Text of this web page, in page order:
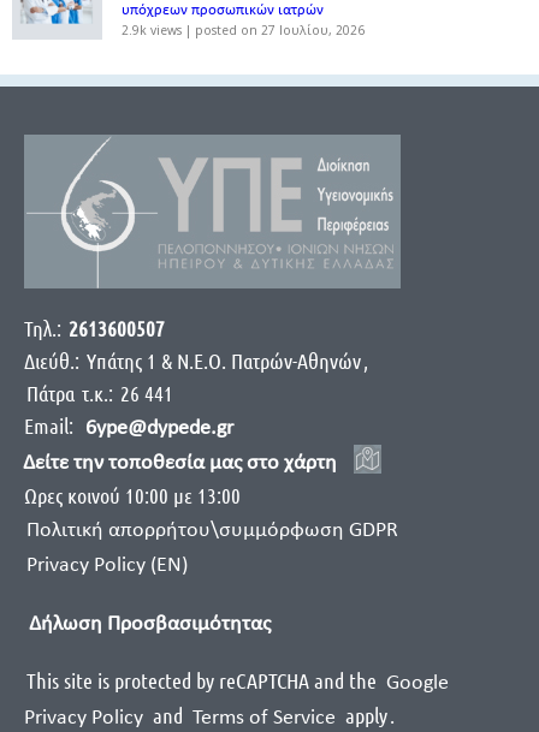
υπόχρεων προσωπικών ιατρών
2.9k views | posted on 27 Ιουλίου, 2026
Τηλ.: 2613600507
Διεύθ.: Yπάτης 1 & Ν.Ε.Ο. Πατρών-Αθηνών,
Πάτρα τ.κ.: 26 441
Email:
6ype@dypede.gr
Δείτε την τοποθεσία μας στο χάρτη
Ωρες κοινού 10:00 με 13:00
Πολιτική απορρήτου\συμμόρφωση GDPR
Privacy Policy (EN)
Δήλωση Προσβασιμότητας
This site is protected by reCAPTCHA and the Google
Privacy Policy and Terms of Service apply.